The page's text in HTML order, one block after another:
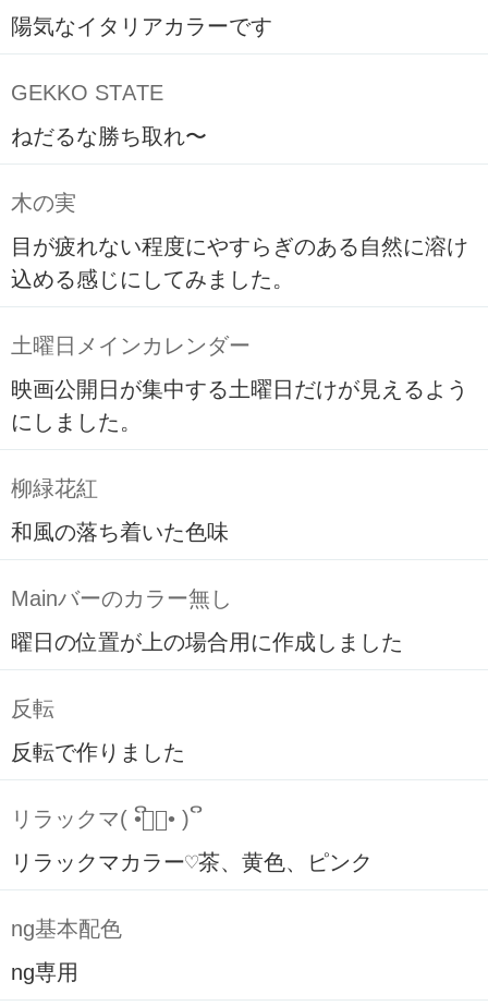
陽気なイタリアカラーです
GEKKO STATE
ねだるな勝ち取れ〜
木の実
目が疲れない程度にやすらぎのある自然に溶け
込める感じにしてみました。
土曜日メインカレンダー
映画公開日が集中する土曜日だけが見えるよう
にしました。
柳緑花紅
和風の落ち着いた色味
Mainバーのカラー無し
曜日の位置が上の場合用に作成しました
反転
反転で作りました
リラックマ( ິ•ᆺ⃘• )ິ
リラックマカラー♡茶、黄色、ピンク
ng基本配色
ng専用